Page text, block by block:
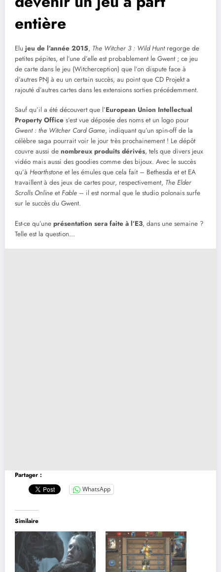
entière
Elu jeu de l’année 2015, The Witcher 3 : Wild Huntregorge de
petites pépites, et l’une d’elle est probablement le Gwent ; ce jeu
de carte dans le jeu (Witcherception) que l’on dispute face à
d’autres PNJ à eu un certain succès, au point que CD Projekt a
rajouté d’autres cartes dans les extensions sorties précédemment.
Sauf qu’il a été découvert que l’European Union Intellectual
Property Office s’est vue déposée des noms et un logo pour
Gwent : the Witcher Card Game, indiquant qu’un spin-off de la
célèbre saga pourrait voir le jour très prochainement ! Le dépôt
couvre aussi de nombreux produits dérivés, tels que divers jeux
vidéo mais aussi des goodies comme des bijoux. Avec le succès
qu’à Hearthstone et les émules que cela fait – Bethesda et et EA
travaillent à des jeux de cartes pour, respectivement, The Elder
Scrolls Online etFable – il est normal que le studio polonais surfe
sur le succès du Gwent.
Est-ce qu’une présentation sera faite à l’E3, dans une semaine ?
Telle est la question…
Partager :
WhatsApp
Similaire